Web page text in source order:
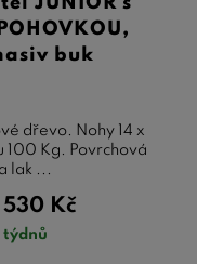
buk
dřevo. Nohy 14 x
100 Kg. Povrchová
lak ...
530 Kč
týdnů